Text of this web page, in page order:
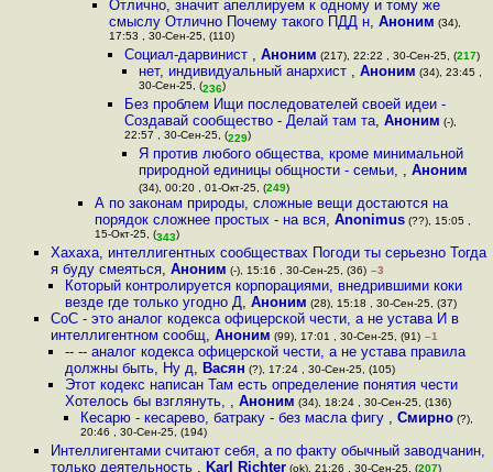
Отлично, значит апеллируем к одному и тому же
смыслу Отлично Почему такого ПДД н,Аноним (34),
17:53 , 30-Сен-25, (110)
Социал-дарвинист , Аноним (217), 22:22 , 30-Сен-25, (217)
нет, индивидуальный анархист , Аноним (34), 23:45 ,
30-Сен-25, (236)
Без проблем Ищи последователей своей идеи -
Создавай сообщество - Делай там та, Аноним (-),
22:57 , 30-Сен-25, (229)
Я против любого общества, кроме минимальной
природной единицы общности - семьи, , Аноним
(34), 00:20 , 01-Окт-25, (249)
А по законам природы, сложные вещи достаются на
порядок сложнее простых - на вся, Anonimus(??), 15:05 ,
15-Окт-25, (343)
Хахаха, интеллигентных сообществах Погоди ты серьезно Тогда
я буду смеяться, Аноним (-), 15:16 , 30-Сен-25, (36) –3
Который контролируется корпорациями, внедрившими коки
везде где только угодно Д,Аноним (28), 15:18 , 30-Сен-25, (37)
CoC - это аналог кодекса офицерской чести, а не устава И в
интеллигентном сообщ, Аноним (99), 17:01 , 30-Сен-25, (91) –1
-- -- аналог кодекса офицерской чести, а не устава правила
должны быть, Ну д, Васян (?), 17:24 , 30-Сен-25, (105)
Этот кодекс написан Там есть определение понятия чести
Хотелось бы взглянуть, ,Аноним (34), 18:24 , 30-Сен-25, (136)
Кесарю - кесарево, батраку - без масла фигу , Смирно(?),
20:46 , 30-Сен-25, (194)
Интеллигентами считают себя, а по факту обычный заводчанин,
только деятельность , Karl Richter(ok), 21:26 , 30-Сен-25, (207)